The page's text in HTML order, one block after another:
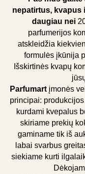
nepatirtus, kvapus
daugiau nei
parfumerijos
atskleidžia
formulės įkūnija
Išskirtinės kvapų
Parfumart įmonės
principai:
kurdami kvepalus
skiriame prekių
gaminame tik iš
labai svarbus
siekiame kurti